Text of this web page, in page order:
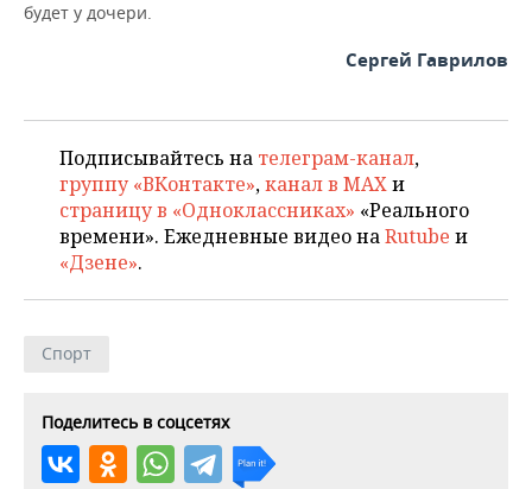
будет у дочери.
Сергей Гаврилов
Подписывайтесь на телеграм-канал,
группу «ВКонтакте»,канал в MAXи
страницу в «Одноклассниках» «Реального
времени». Ежедневные видео наRutube и
«Дзене».
Спорт
Поделитесь в соцсетях